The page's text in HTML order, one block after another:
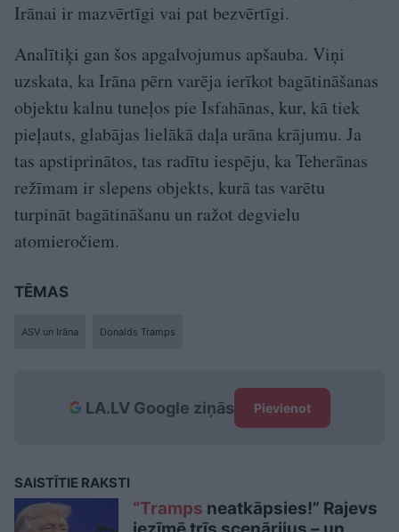
Irānai ir mazvērtīgi vai pat bezvērtīgi.
Analītiķi gan šos apgalvojumus apšauba. Viņi
uzskata, ka Irāna pērn varēja ierīkot bagātināšanas
objektu kalnu tuneļos pie Isfahānas, kur, kā tiek
pieļauts, glabājas lielākā daļa urāna krājumu. Ja
tas apstiprinātos, tas radītu iespēju, ka Teherānas
režīmam ir slepens objekts, kurā tas varētu
turpināt bagātināšanu un ražot degvielu
atomieročiem.
TĒMAS
ASV un Irāna Donalds Tramps
LA.LV Google ziņās Pievienot
SAISTĪTIE RAKSTI
“Tramps neatkāpsies!” Rajevs